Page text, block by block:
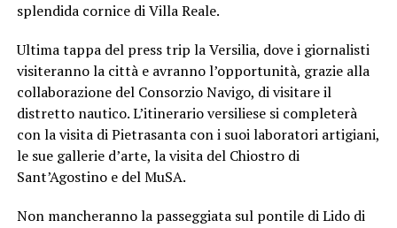
splendida cornice di Villa Reale.
Ultima tappa del press trip la Versilia, dove i giornalisti
visiteranno la città e avranno l’opportunità, grazie alla
collaborazione del Consorzio Navigo, di visitare il
distretto nautico. L’itinerario versiliese si completerà
con la visita di Pietrasanta con i suoi laboratori artigiani,
le sue gallerie d’arte, la visita del Chiostro di
Sant’Agostino e del MuSA.
Non mancheranno la passeggiata sul pontile di Lido di